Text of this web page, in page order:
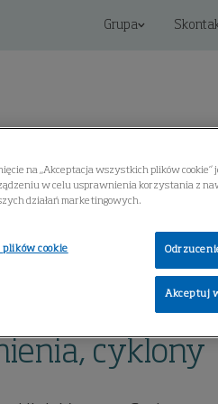
Grupa
Rozwiązania cyfrowe
wysokiego podciśnienia, cyklony
cyklony
na „Akceptacja wszystkich plików
w celu usprawnienia korzystania z
działań marketingowych.
Akceptuj
cookie